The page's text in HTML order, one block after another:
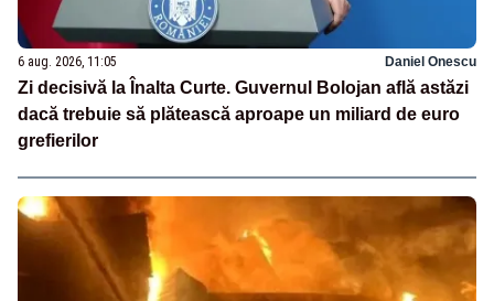
6 aug. 2026, 11:05 Daniel Onescu
Zi decisivă la Înalta Curte. Guvernul Bolojan află astăzi
dacă trebuie să plătească aproape un miliard de euro
grefierilor